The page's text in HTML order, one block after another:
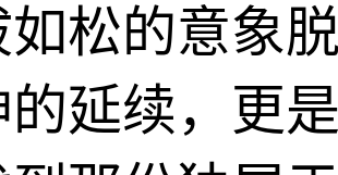
松的意象
延续，更